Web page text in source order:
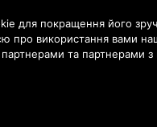
вмісту
для покращення його
про використання вами
та партнерами з